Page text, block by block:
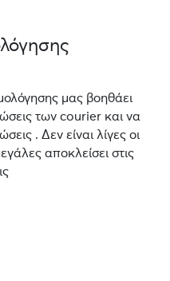
μας βοηθάει
των courier και να
. Δεν είναι λίγες οι
αποκλείσει στις